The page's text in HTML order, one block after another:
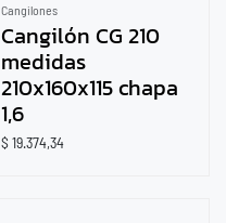
Cangilones
Cangilón CG 210
medidas
210x160x115 chapa
1,6
$19.374,34